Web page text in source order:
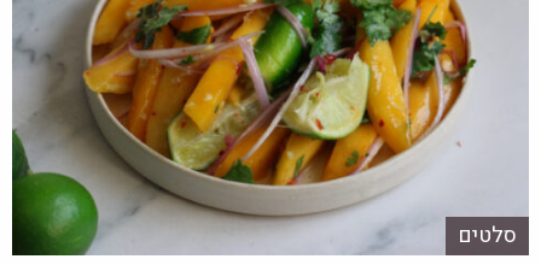
סלטים